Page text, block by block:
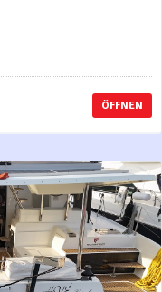
ÖFFNEN